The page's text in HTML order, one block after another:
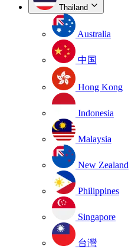
Thailand
Australia
中国
Hong Kong
Indonesia
Malaysia
New Zealand
Philippines
Singapore
台灣